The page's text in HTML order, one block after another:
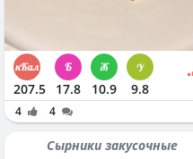
207.5 17.8 10.9 9.8
4 4
Сырники закусочные